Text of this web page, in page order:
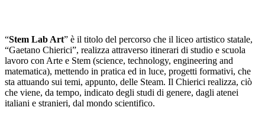
“Stem Lab Art” è il titolo del percorso che il liceo artistico statale,
“Gaetano Chierici”, realizza attraverso itinerari di studio e scuola
lavoro con Arte e Stem (science, technology, engineering and
matematica), mettendo in pratica ed in luce, progetti formativi, che
sta attuando sui temi, appunto, delle Steam. Il Chierici realizza, ciò
che viene, da tempo, indicato degli studi di genere, dagli atenei
italiani e stranieri, dal mondo scientifico.